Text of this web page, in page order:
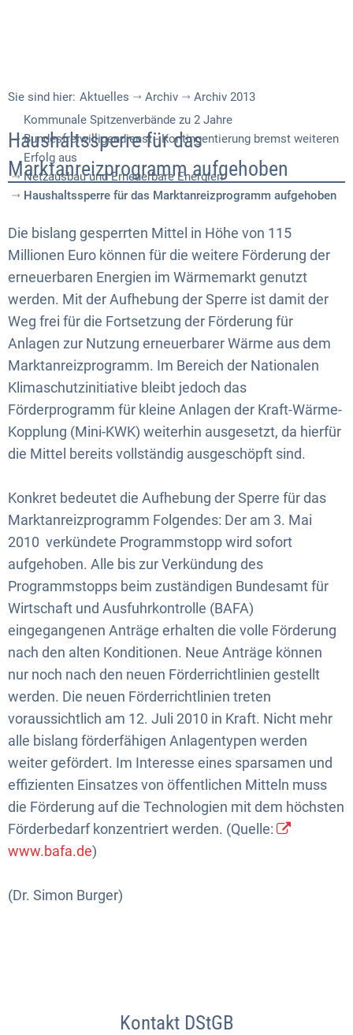
Sie sind hier: Aktuelles Archiv
Archiv 2013
Kommunale Spitzenverbände zu 2 Jahre
Bundesfreiwilligendienst - Kontingentierung bremst weiteren
Erfolg aus
Netzausbau und Erneuerbare Energien
Haushaltssperre für das Marktanreizprogramm aufgehoben
Haushaltssperre
für
das
Marktanreizprogramm
aufgehoben
Haushaltssperre für das
Marktanreizprogramm aufgehoben
Die bislang gesperrten Mittel in Höhe von 115
Millionen Euro können für die weitere Förderung der
erneuerbaren Energien im Wärmemarkt genutzt
werden. Mit der Aufhebung der Sperre ist damit der
Weg frei für die Fortsetzung der Förderung für
Anlagen zur Nutzung erneuerbarer Wärme aus dem
Marktanreizprogramm. Im Bereich der Nationalen
Klimaschutzinitiative bleibt jedoch das
Förderprogramm für kleine Anlagen der Kraft-Wärme-
Kopplung (Mini-KWK) weiterhin ausgesetzt, da hierfür
die Mittel bereits vollständig ausgeschöpft sind.
Konkret bedeutet die Aufhebung der Sperre für das
Marktanreizprogramm Folgendes: Der am 3. Mai
2010 verkündete Programmstopp wird sofort
aufgehoben. Alle bis zur Verkündung des
Programmstopps beim zuständigen Bundesamt für
Wirtschaft und Ausfuhrkontrolle (BAFA)
eingegangenen Anträge erhalten die volle Förderung
nach den alten Konditionen. Neue Anträge können
nur noch nach den neuen Förderrichtlinien gestellt
werden. Die neuen Förderrichtlinien treten
voraussichtlich am 12. Juli 2010 in Kraft. Nicht mehr
alle bislang förderfähigen Anlagentypen werden
weiter gefördert. Im Interesse eines sparsamen und
effizienten Einsatzes von öffentlichen Mitteln muss
die Förderung auf die Technologien mit dem höchsten
Förderbedarf konzentriert werden. (Quelle:
www.bafa.de)
(Dr. Simon Burger)
Kontakt DStGB